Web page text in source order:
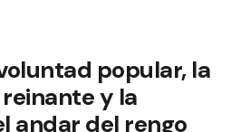
popular, la
y la
andar del rengo